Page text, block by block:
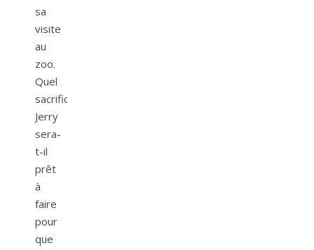
sa
visite
au
zoo.
Quel
sacrifice
Jerry
sera-
t-il
prêt
à
faire
pour
que